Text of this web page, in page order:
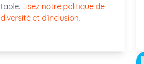
table. Lisez notre politique de
diversité et d’inclusion.